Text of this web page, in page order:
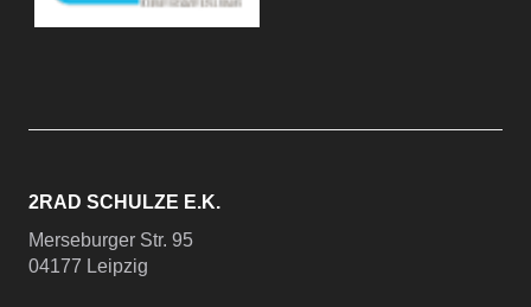
2RAD SCHULZE E.K.
Merseburger Str. 95
04177 Leipzig